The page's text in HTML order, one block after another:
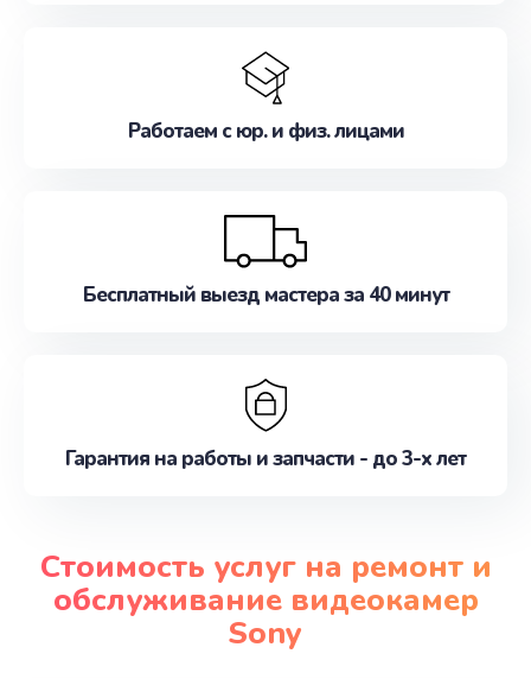
Работаем с юр. и физ. лицами
Бесплатный выезд мастера за 40 минут
Гарантия на работы и запчасти - до 3-х лет
Стоимость услуг на ремонт и
обслуживание видеокамер
Sony